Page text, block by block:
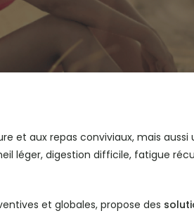
et aux repas conviviaux, mais aussi
léger, digestion difficile, fatigue
et globales, propose des